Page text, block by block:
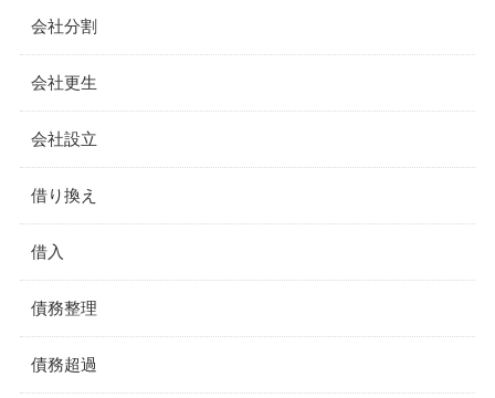
会社分割
会社更生
会社設立
借り換え
借入
債務整理
債務超過